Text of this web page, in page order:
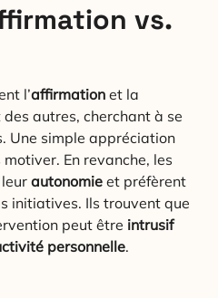
vs.
l’affirmation et la
autres, cherchant à se
Une simple appréciation
En revanche, les
autonomie et préfèrent
initiatives. Ils trouvent que
peut être intrusif
personnelle.